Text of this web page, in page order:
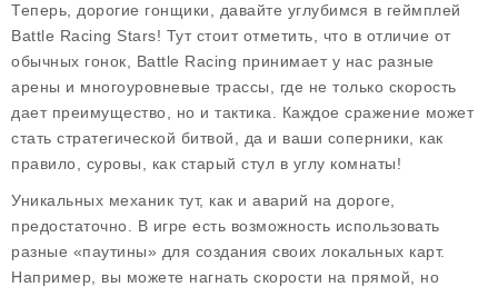
Теперь, дорогие гонщики, давайте углубимся в геймплей
Battle Racing Stars! Тут стоит отметить, что в отличие от
обычных гонок, Battle Racing принимает у нас разные
арены и многоуровневые трассы, где не только скорость
дает преимущество, но и тактика. Каждое сражение может
стать стратегической битвой, да и ваши соперники, как
правило, суровы, как старый стул в углу комнаты!
Уникальных механик тут, как и аварий на дороге,
предостаточно. В игре есть возможность использовать
разные «паутины» для создания своих локальных карт.
Например, вы можете нагнать скорости на прямой, но